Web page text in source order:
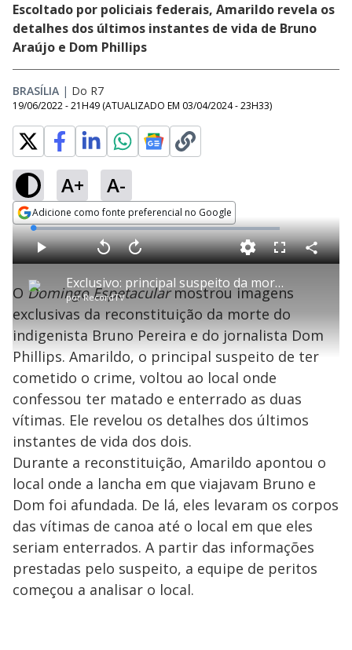
Escoltado por policiais federais, Amarildo revela os
detalhes dos últimos instantes de vida de Bruno
Araújo e Dom Phillips
BRASÍLIA | Do R7
19/06/2022 - 21H49 (ATUALIZADO EM 03/04/2024 - 23H33)
A+ A-
Adicione como fonte preferencial no Google
Opens in new window
P
l
a
y
V
i
d
e
Exclusivo: principal suspeito da morte de Dom Phillips e Bruno Pereira volta ao local onde teria cometido os crimes
porRecordTV
P V
l
t
a
r
0
e
g
n
d
s
A
n
ç
a
1
e
n
s
M
u
d
o
L
o
a
d
e
:
1
.
1
8
%
F
l
s
c
r
e
n
C
o
a
O Domingo Espetacularmostrou imagens
exclusivas da reconstituição da morte do
indigenista Bruno Pereira e do jornalista Dom
Phillips. Amarildo, o principal suspeito de ter
cometido o crime, voltou ao local onde
confessou ter matado e enterrado as duas
vítimas. Ele revelou os detalhes dos últimos
instantes de vida dos dois.
Durante a reconstituição, Amarildo apontou o
local onde a lancha em que viajavam Bruno e
Dom foi afundada. De lá, eles levaram os corpos
das vítimas de canoa até o local em que eles
seriam enterrados. A partir das informações
prestadas pelo suspeito, a equipe de peritos
começou a analisar o local.